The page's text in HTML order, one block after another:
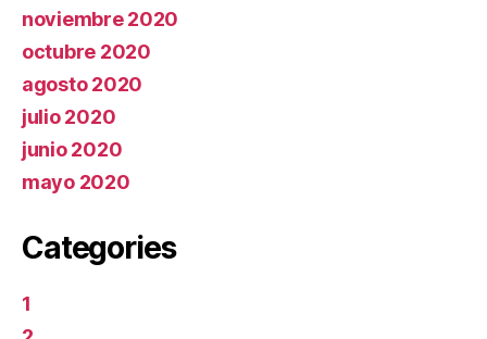
noviembre 2020
octubre 2020
agosto 2020
julio 2020
junio 2020
mayo 2020
Categories
1